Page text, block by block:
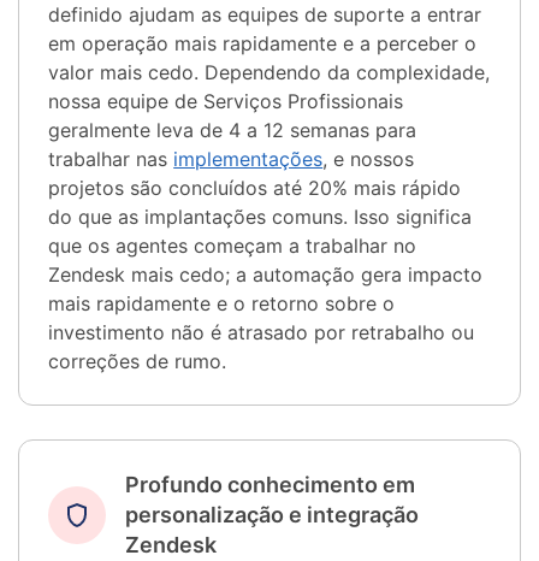
definido ajudam as equipes de suporte a entrar
em operação mais rapidamente e a perceber o
valor mais cedo. Dependendo da complexidade,
nossa equipe de Serviços Profissionais
geralmente leva de 4 a 12 semanas para
trabalhar nas implementações, e nossos
projetos são concluídos até 20% mais rápido
do que as implantações comuns. Isso significa
que os agentes começam a trabalhar no
Zendesk mais cedo; a automação gera impacto
mais rapidamente e o retorno sobre o
investimento não é atrasado por retrabalho ou
correções de rumo.
Profundo conhecimento em
personalização e integração
Zendesk